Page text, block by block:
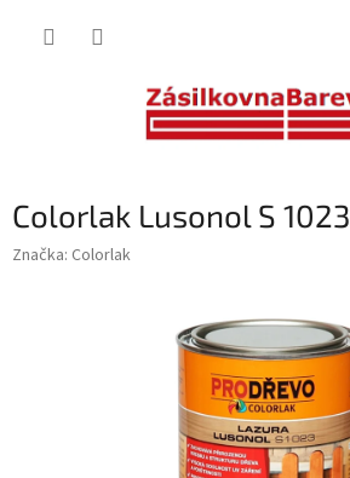
Colorlak Lusonol S 1023
Značka: Colorlak